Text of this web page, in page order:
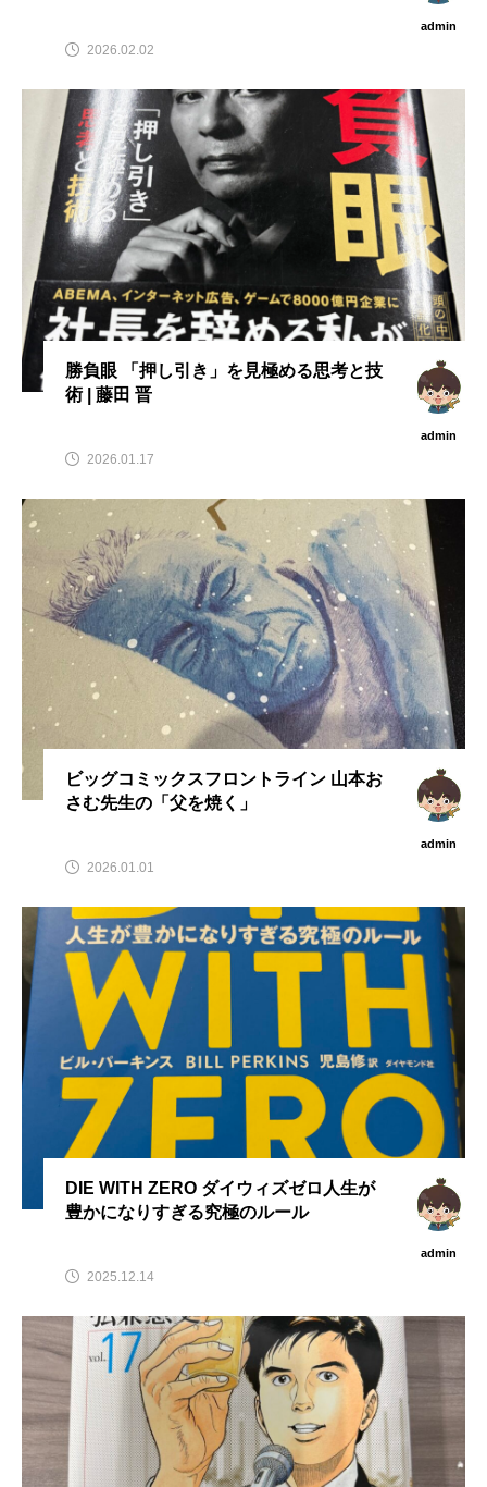
admin
2026.02.02
勝負眼 「押し引き」を見極める思考と技
術 | 藤田 晋
admin
2026.01.17
ビッグコミックスフロントライン 山本お
さむ先生の「父を焼く」
admin
2026.01.01
DIE WITH ZERO ダイウィズゼロ人生が
豊かになりすぎる究極のルール
admin
2025.12.14